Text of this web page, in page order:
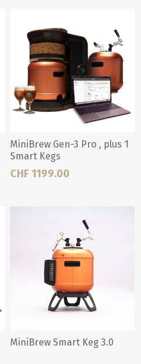
MiniBrew Gen-3 Pro , plus 1
Smart Kegs
CHF 1199.00
MiniBrew Smart Keg 3.0